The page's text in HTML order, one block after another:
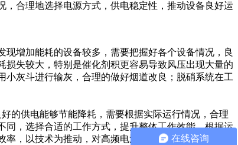
合理地选择电源方式，供电稳定性，推动设备良好运
增加能耗的设备较多，需要把握好各个设备情况，良
失较大，特别是催化剂积更容易导致风压出现大量的
灰斗进行输灰，合理的做好烟道改良；脱硝系统在工
的供电能够节能降耗，需要根据实际运行情况，合理
，选择合适的工作方式，提升整体工作效能。根据运
，以技术为推动，对高频电源进行的改良，也能够起
在线咨询